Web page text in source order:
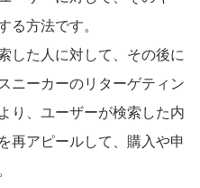
る方法です。
した人に対して、その後に
ニーカーのリターゲティン
り、ユーザーが検索した内
再アピールして、購入や申